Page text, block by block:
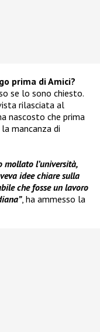
prima di Amici?
se lo sono chiesto.
rilasciata al
nascosto che prima
mancanza di
mollato l’università,
idee chiare sulla
che fosse un lavoro
, ha ammesso la